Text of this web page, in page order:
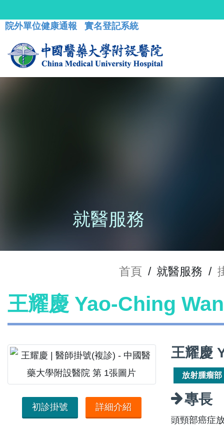
院外單位健康通報 實名登記系統
就醫服務
首頁 / 就醫服務 /
王耀慶 Yao-Ching
初診掛號 詳細介紹
王耀慶
放射腫瘤部
專長
頭頸部癌症